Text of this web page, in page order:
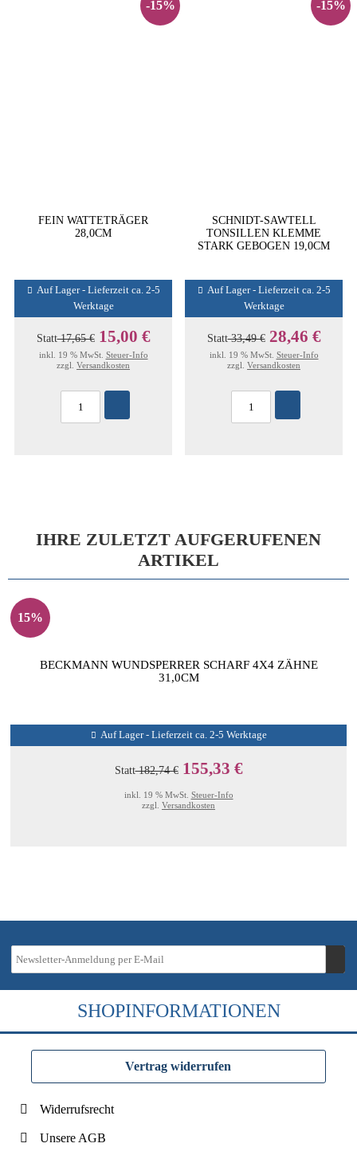
-15%
FEIN WATTETRÄGER
28,0CM
Auf Lager - Lieferzeit ca. 2-5
Werktage
Statt17,65 € 15,00 €
inkl. 19 % MwSt. Steuer-Info
zzgl. Versandkosten
-15%
SCHNIDT-SAWTELL
TONSILLEN KLEMME
STARK GEBOGEN 19,0CM
Auf Lager - Lieferzeit ca. 2-5
Werktage
Statt33,49 € 28,46 €
inkl. 19 % MwSt. Steuer-Info
zzgl. Versandkosten
IHRE ZULETZT AUFGERUFENEN
ARTIKEL
15%
BECKMANN WUNDSPERRER SCHARF 4X4 ZÄHNE
31,0CM
Auf Lager - Lieferzeit ca. 2-5 Werktage
Statt182,74 € 155,33 €
inkl. 19 % MwSt. Steuer-Info
zzgl. Versandkosten
SHOPINFORMATIONEN
Vertrag widerrufen
Widerrufsrecht
Unsere AGB